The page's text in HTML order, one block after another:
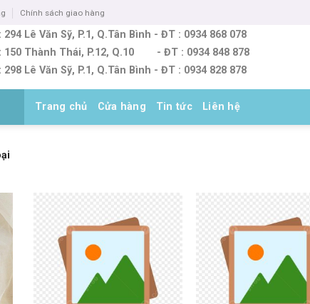
Chính sách giao hàng
294 Lê Văn Sỹ, P.1, Q.Tân Bình - ĐT : 0934 868 078
150 Thành Thái, P.12, Q.10 - ĐT : 0934 848 878
298 Lê Văn Sỹ, P.1, Q.Tân Bình - ĐT : 0934 828 878
Trang chủ Cửa hàng Tin tức Liên hệ